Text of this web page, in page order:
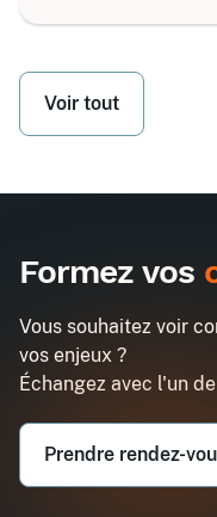
Voir tout
Formez vos
Vous souhaitez voir
vos enjeux ?
Échangez avec l'un
Prendre rendez-